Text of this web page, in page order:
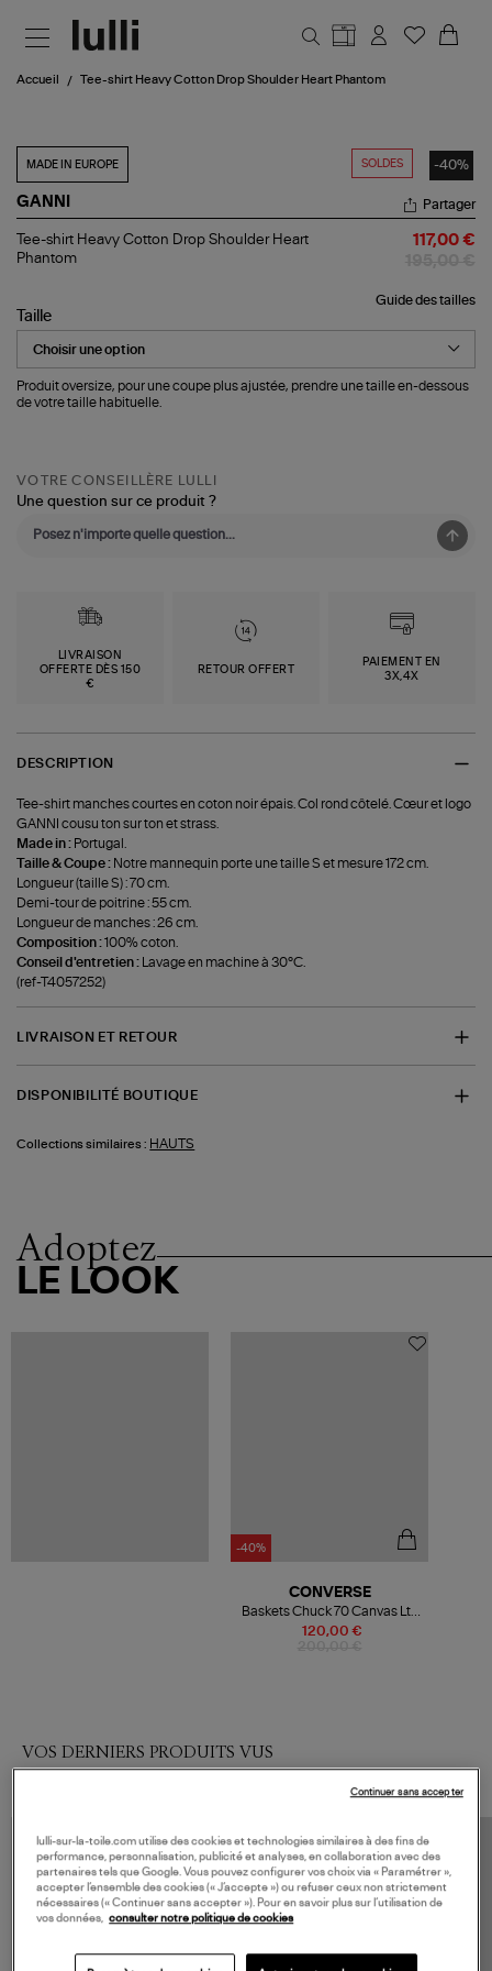
Accueil Tee-shirt Heavy Cotton Drop Shoulder Heart Phantom
SOLDES -40%
MADE IN EUROPE
GANNI
Tee-
shirt
Drop
Shoulder
Heart
Phantom
Partager
Tee-shirt Heavy Cotton Drop Shoulder Heart
Phantom
117,00 €
Guide des tailles
Taille
Produit oversize, pour une coupe plus ajustée, prendre une taille en-dessous
de votre taille habituelle.
VOTRE CONSEILLÈRE LULLI
Une question sur ce produit ?
LIVRAISON
OFFERTE DÈS 150
€
RETOUR OFFERT
PAIEMENT EN
3X,4X
DESCRIPTION
Tee-shirt manches courtes en coton noir épais. Col rond côtelé. Cœur et logo
GANNI cousu ton sur ton et strass.
Made in : Portugal.
Taille & Coupe : Notre mannequin porte une taille S et mesure 172 cm.
Longueur (taille S) : 70 cm.
Demi-tour de poitrine : 55 cm.
Longueur de manches : 26 cm.
Composition :100% coton.
Conseil d'entretien :
Lavage en machine à 30°C.
(ref-T4057252)
LIVRAISON ET RETOUR
DISPONIBILITÉ BOUTIQUE
Collections similaires : HAUTS
Adoptez
LE LOOK
-40%
120,00 €
CONVERSE
Baskets Chuck 70 Canvas Ltd
Hi Black Trek Evo
VOS DERNIERS PRODUITS VUS
lulli-sur-la-toile.com utilise des cookies et technologies similaires à des fins de
performance, personnalisation, publicité et analyses, en collaboration avec des
partenaires tels que Google. Vous pouvez configurer vos choix via « Paramétrer »,
accepter l’ensemble des cookies (« J’accepte ») ou refuser ceux non strictement
nécessaires (« Continuer sans accepter »). Pour en savoir plus sur l’utilisation de
vos données, consulter notre politique de cookies
Continuer sans accepter